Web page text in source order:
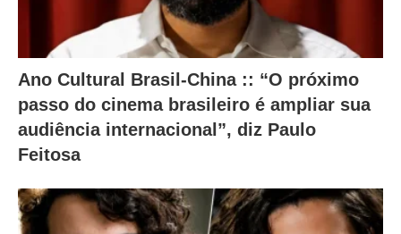
a
m
o
c
o
n
t
Ano Cultural Brasil-China :: “O próximo
passo do cinema brasileiro é ampliar sua
audiência internacional”, diz Paulo
Feitosa